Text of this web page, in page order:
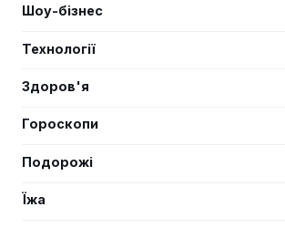
Шоу-бізнес
Технології
Здоров'я
Гороскопи
Подорожі
Їжа